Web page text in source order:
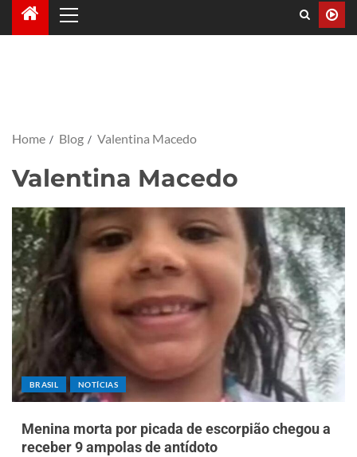
Home Blog Valentina Macedo
Valentina Macedo
BRASIL NOTÍCIAS
Menina morta por picada de escorpião chegou a
receber 9 ampolas de antídoto